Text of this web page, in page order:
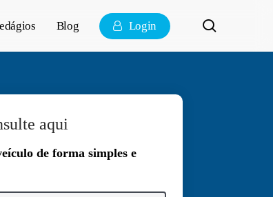
Blog Login
aqui
de forma simples e